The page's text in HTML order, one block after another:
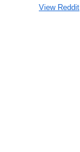
View Reddit